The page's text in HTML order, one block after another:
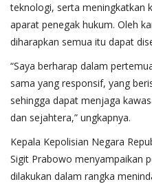
teknologi, serta meningkatkan
aparat penegak hukum. Oleh
diharapkan semua itu dapat
“Saya berharap dalam
sama yang responsif, yang
sehingga dapat menjaga
dan sejahtera,” ungkapnya.
Kepala Kepolisian Negara
Sigit Prabowo menyampaikan
dilakukan dalam rangka